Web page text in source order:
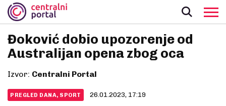
Đoković dobio upozorenje od
Australijan opena zbog oca
Izvor: Centralni Portal
PREGLED DANA, SPORT 26.01.2023, 17:19